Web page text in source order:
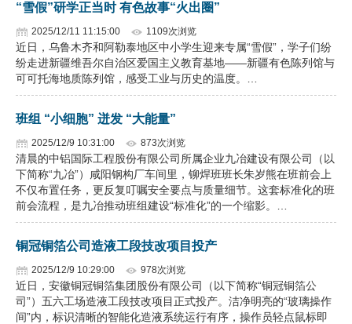
“雪假”研学正当时 有色故事“火出圈”
2025/12/11 11:15:00 1109次浏览
近日，乌鲁木齐和阿勒泰地区中小学生迎来专属“雪假”，学子们纷
纷走进新疆维吾尔自治区爱国主义教育基地——新疆有色陈列馆与
可可托海地质陈列馆，感受工业与历史的温度。…
班组 “小细胞” 迸发 “大能量”
2025/12/9 10:31:00 873次浏览
清晨的中铝国际工程股份有限公司所属企业九冶建设有限公司（以
下简称“九冶”）咸阳钢构厂车间里，铆焊班班长朱岁熊在班前会上
不仅布置任务，更反复叮嘱安全要点与质量细节。这套标准化的班
前会流程，是九冶推动班组建设“标准化”的一个缩影。…
铜冠铜箔公司造液工段技改项目投产
2025/12/9 10:29:00 978次浏览
近日，安徽铜冠铜箔集团股份有限公司（以下简称“铜冠铜箔公
司”）五六工场造液工段技改项目正式投产。洁净明亮的“玻璃操作
间”内，标识清晰的智能化造液系统运行有序，操作员轻点鼠标即